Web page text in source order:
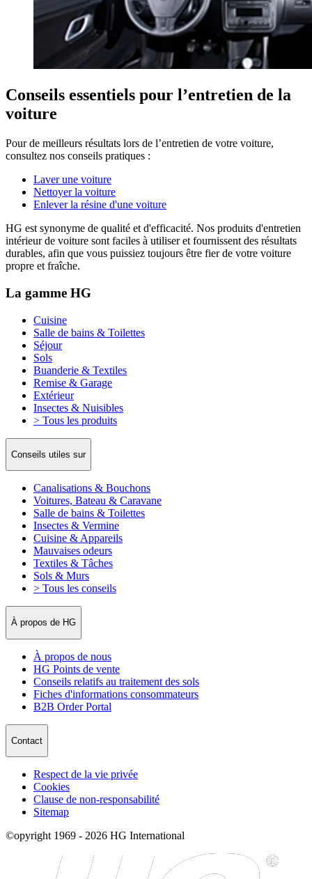
Conseils essentiels pour l’entretien de la
voiture
Pour de meilleurs résultats lors de l’entretien de votre voiture,
consultez nos conseils pratiques :
Laver une voiture
Nettoyer la voiture
Enlever la résine d'une voiture
HG est synonyme de qualité et d'efficacité. Nos produits d'entretien
intérieur de voiture sont faciles à utiliser et fournissent des résultats
durables, afin que vous puissiez toujours être fier de votre voiture
propre et fraîche.
La gamme HG
Cuisine
Salle de bains & Toilettes
Séjour
Sols
Buanderie & Textiles
Remise & Garage
Extérieur
Insectes & Nuisibles
> Tous les produits
Conseils utiles sur
Canalisations & Bouchons
Voitures, Bateau & Caravane
Salle de bains & Toilettes
Insectes & Vermine
Cuisine & Appareils
Mauvaises odeurs
Textiles & Tâches
Sols & Murs
> Tous les conseils
À propos de HG
À propos de nous
HG Points de vente
Conseils relatifs au traitement des sols
Fiches d'informations consommateurs
B2B Order Portal
Contact
Respect de la vie privée
Cookies
Clause de non-responsabilité
Sitemap
©opyright 1969 - 2026 HG International